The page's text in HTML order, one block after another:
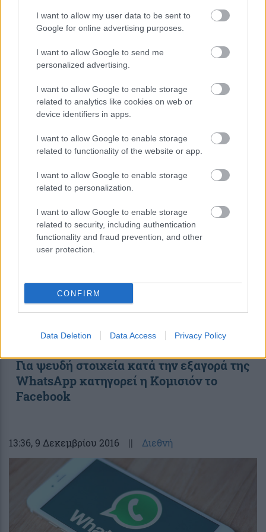
I want to allow my user data to be sent to
Google for online advertising purposes.
I want to allow Google to send me
personalized advertising.
I want to allow Google to enable storage
related to analytics like cookies on web or
device identifiers in apps.
I want to allow Google to enable storage
related to functionality of the website or app.
I want to allow Google to enable storage
related to personalization.
I want to allow Google to enable storage
related to security, including authentication
functionality and fraud prevention, and other
user protection.
CONFIRM
Data Deletion Data Access Privacy Policy
, 20 Δεκεμβρίου 2016
Για ψευδή στοιχεία κατά την εξαγορά της
WhatsApp κατηγορεί η Κομισιόν το
Facebook
13:36, 9 Δεκεμβρίου 2016 || Διεθνή